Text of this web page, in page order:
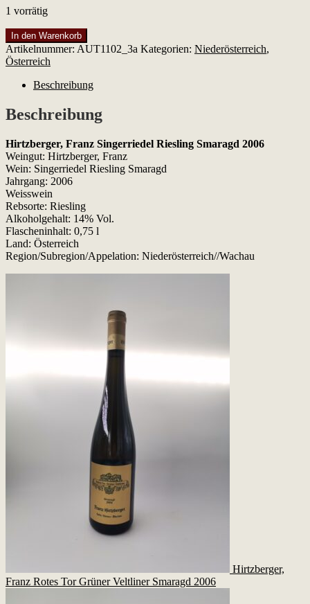
1 vorrätig
Hirtzberger,
Franz
Singerriedel
Smaragd
Menge
In den Warenkorb
Artikelnummer: AUT1102_3a Kategorien: Niederösterreich,
Österreich
Beschreibung
Beschreibung
Hirtzberger, Franz Singerriedel Riesling Smaragd 2006
Weingut: Hirtzberger, Franz
Wein: Singerriedel Riesling Smaragd
Jahrgang: 2006
Weisswein
Rebsorte: Riesling
Alkoholgehalt: 14% Vol.
Flascheninhalt: 0,75 l
Land: Österreich
Region/Subregion/Appelation: Niederösterreich//Wachau
Hirtzberger,
Franz Rotes Tor Grüner Veltliner Smaragd 2006